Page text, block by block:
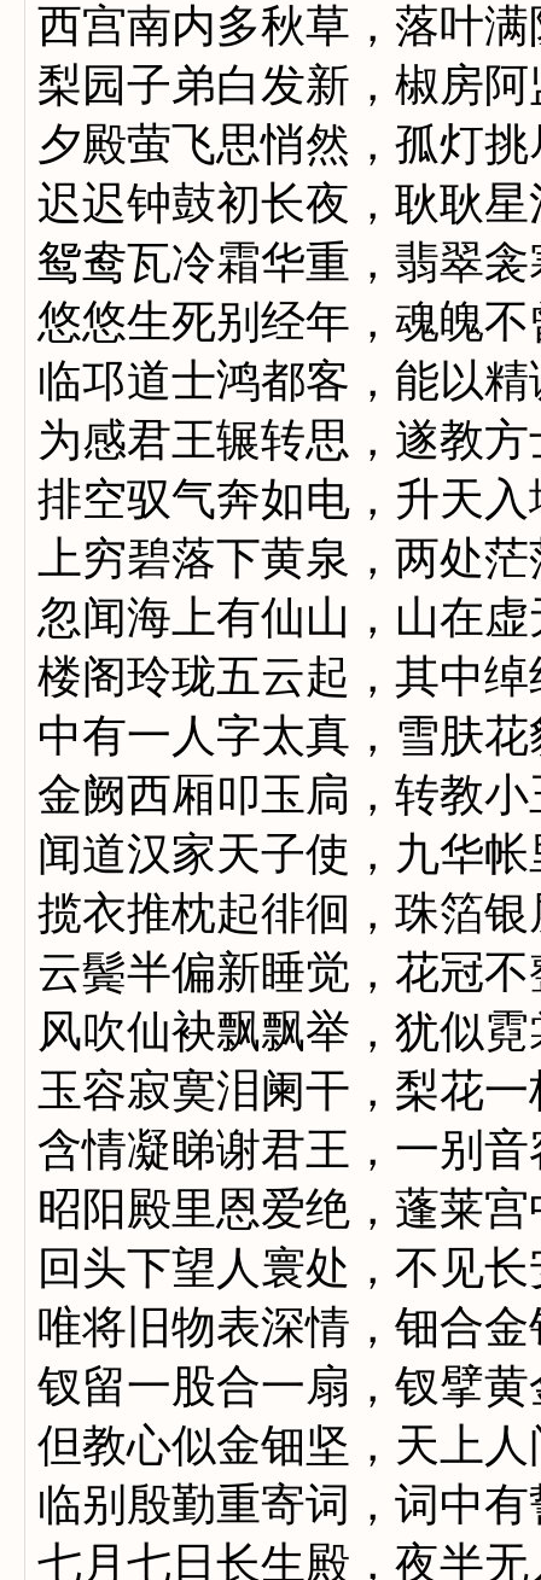
西宫南内多秋草，落叶
梨园子弟白发新，椒房
夕殿萤飞思悄然，孤灯
迟迟钟鼓初长夜，耿耿
鸳鸯瓦冷霜华重，翡翠
悠悠生死别经年，魂魄
临邛道士鸿都客，能以
为感君王辗转思，遂教
排空驭气奔如电，升天
上穷碧落下黄泉，两处
忽闻海上有仙山，山在
楼阁玲珑五云起，其中
中有一人字太真，雪肤
金阙西厢叩玉扃，转教
闻道汉家天子使，九华
揽衣推枕起徘徊，珠箔
云鬓半偏新睡觉，花冠
风吹仙袂飘飘举，犹似
玉容寂寞泪阑干，梨花
含情凝睇谢君王，一别
昭阳殿里恩爱绝，蓬莱
回头下望人寰处，不见
唯将旧物表深情，钿合
钗留一股合一扇，钗擘
但教心似金钿坚，天上
临别殷勤重寄词，词中
七月七日长生殿，夜半